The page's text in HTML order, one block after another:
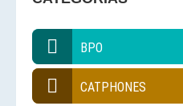
BPO
CATPHONES